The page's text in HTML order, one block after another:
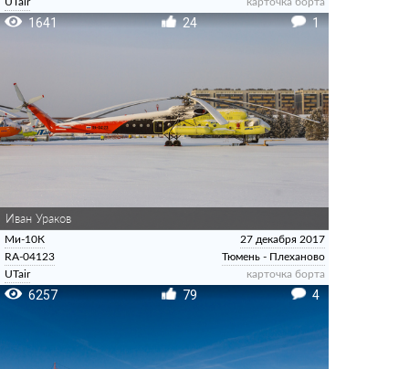
1641 24 1
Иван Ураков
Ми-10К
RA-04123
UTair
27 декабря 2017
Тюмень - Плеханово
карточка борта
6257 79 4